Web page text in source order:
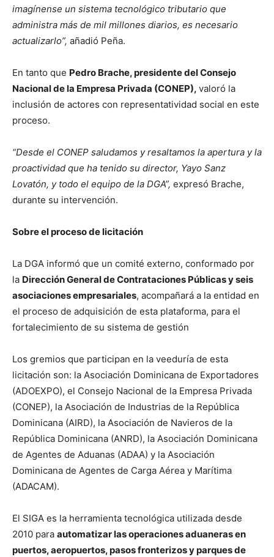
imagínense un sistema tecnológico tributario que
administra más de mil millones diarios, es necesario
actualizarlo”, añadió Peña.
En tanto que Pedro Brache, presidente del Consejo
Nacional de la Empresa Privada (CONEP), valoró la
inclusión de actores con representatividad social en este
proceso.
“Desde el CONEP saludamos y resaltamos la apertura y la
proactividad que ha tenido su director, Yayo Sanz
Lovatón, y todo el equipo de la DGA”, expresó Brache,
durante su intervención.
Sobre el proceso de licitación
La DGA informó que un comité externo, conformado por
la Dirección General de Contrataciones Públicas y seis
asociaciones empresariales, acompañará a la entidad en
el proceso de adquisición de esta plataforma, para el
fortalecimiento de su sistema de gestión
Los gremios que participan en la veeduría de esta
licitación son: la Asociación Dominicana de Exportadores
(ADOEXPO), el Consejo Nacional de la Empresa Privada
(CONEP), la Asociación de Industrias de la República
Dominicana (AIRD), la Asociación de Navieros de la
República Dominicana (ANRD), la Asociación Dominicana
de Agentes de Aduanas (ADAA) y la Asociación
Dominicana de Agentes de Carga Aérea y Marítima
(ADACAM).
El SIGA es la herramienta tecnológica utilizada desde
2010 para automatizar las operaciones aduaneras en
puertos, aeropuertos, pasos fronterizos y parques de